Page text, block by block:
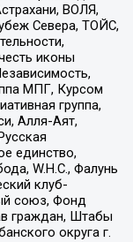
ВОЛЯ,
Севера, ТОЙС,
иконы
МПГ, Курсом
группа,
Алля-Аят,
единство,
W.H.С., Фалунь
клуб-
союз, Фонд
граждан, Штабы
округа г.